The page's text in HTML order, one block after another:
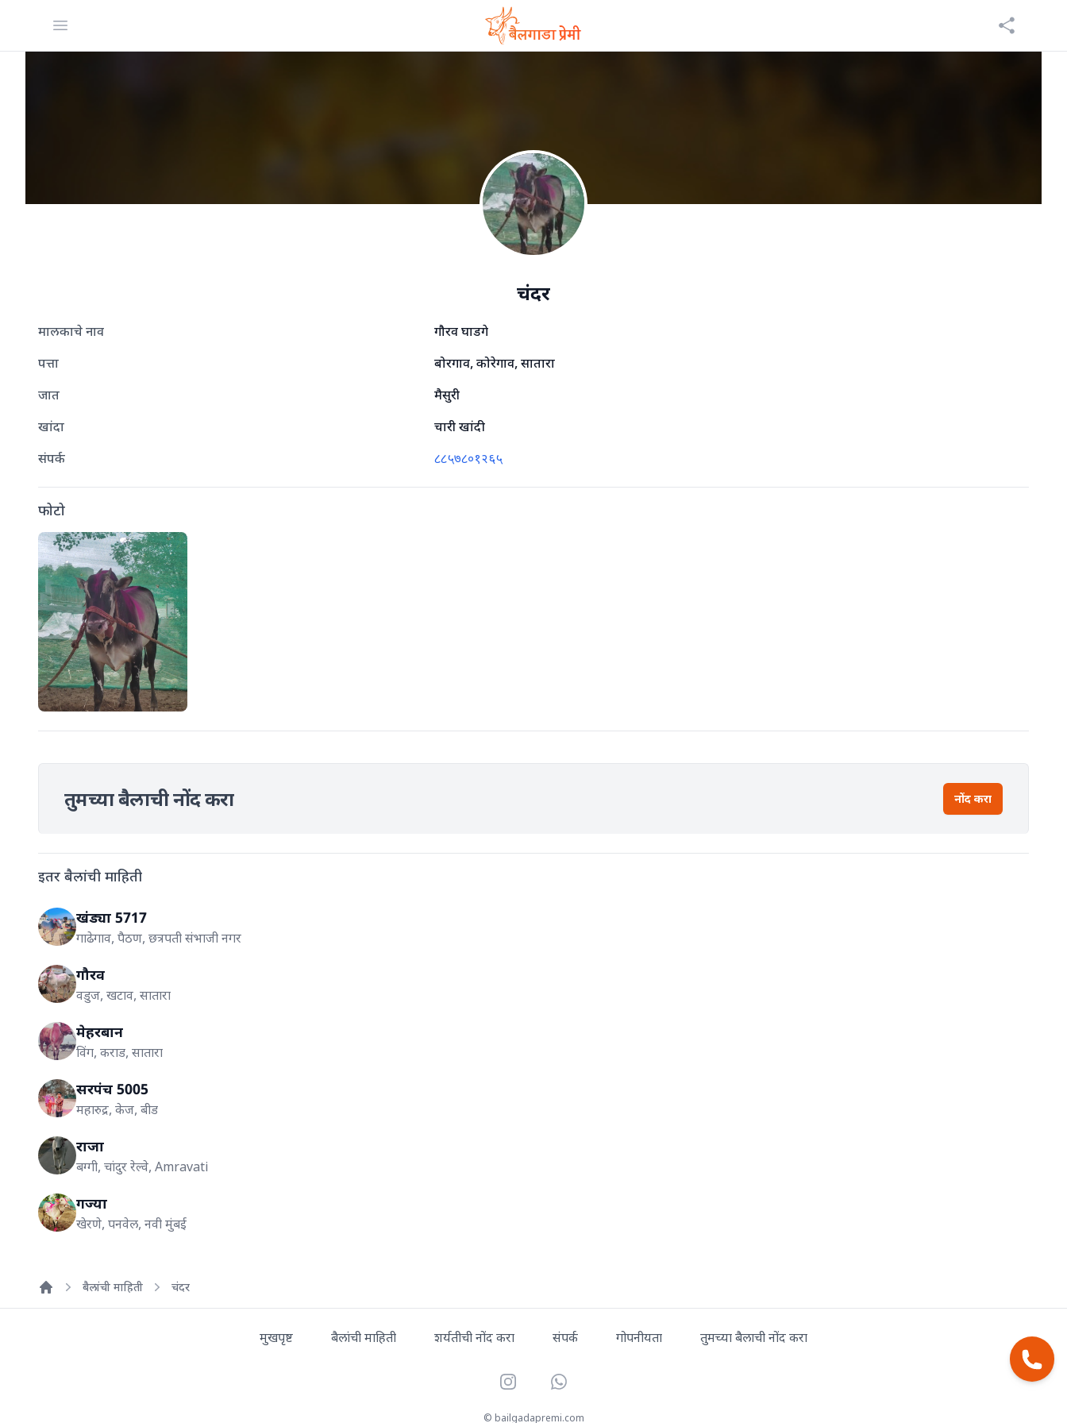
Open menu
चंदर
मालकाचे नाव
गौरव घाडगे
पत्ता
बोरगाव, कोरेगाव, सातारा
जात
मैसुरी
खांदा
चारी खांदी
संपर्क
८८५७८०१२६५
फोटो
तुमच्या बैलाची नोंद करा नोंद करा
इतर बैलांची माहिती
खंड्या 5717
गाढेगाव, पैठण, छत्रपती संभाजी नगर
गौरव
वडुज, खटाव, सातारा
मेहरबान
विंग, कराड, सातारा
सरपंच 5005
महारुद्र, केज, बीड
राजा
बग्गी, चांदुर रेल्वे, Amravati
गज्या
खेरणे, पनवेल, नवी मुंबई
बैलांची माहिती चंदर
मुखपृष्ट बैलांची माहिती शर्यतीची नोंद करा संपर्क गोपनीयता तुमच्या बैलाची नोंद करा
InstagramWhatsApp
© bailgadapremi.com